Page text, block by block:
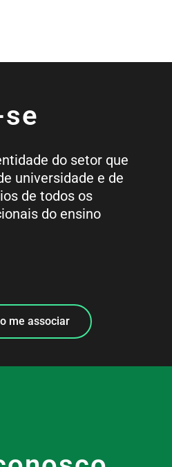
do setor que
universidade e de
de todos os
do ensino
me associar